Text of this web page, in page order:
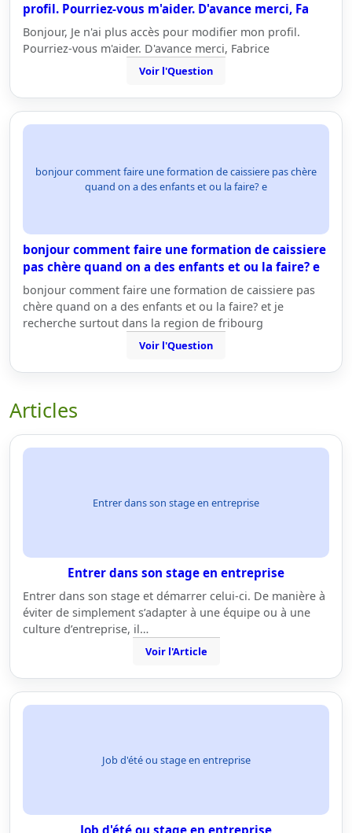
profil. Pourriez-vous m'aider. D'avance merci, Fa
Bonjour, Je n'ai plus accès pour modifier mon profil.
Pourriez-vous m'aider. D'avance merci, Fabrice
Voir l'Question
bonjour comment faire une formation de caissiere pas chère
quand on a des enfants et ou la faire? e
bonjour comment faire une formation de caissiere
pas chère quand on a des enfants et ou la faire? e
bonjour comment faire une formation de caissiere pas
chère quand on a des enfants et ou la faire? et je
recherche surtout dans la region de fribourg
Voir l'Question
Articles
Entrer dans son stage en entreprise
Entrer dans son stage en entreprise
Entrer dans son stage et démarrer celui-ci. De manière à
éviter de simplement s’adapter à une équipe ou à une
culture d’entreprise, il…
Voir l'Article
Job d'été ou stage en entreprise
Job d'été ou stage en entreprise